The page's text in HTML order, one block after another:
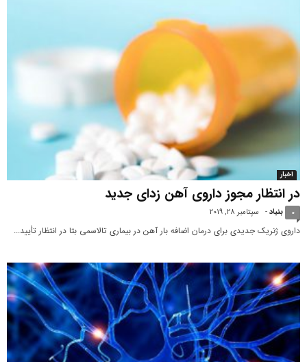
اخبار
در انتظار مجوز داروی آهن زدای جدید
بنیاد- سپتامبر 28, 2019 0
داروی ژنریک جدیدی برای درمان اضافه بار آهن در بیماری تالاسمی بتا در انتظار تأیید...